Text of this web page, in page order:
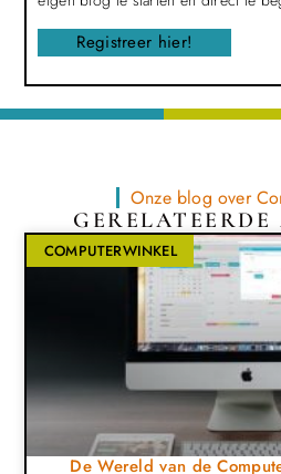
Registreer hier!
Onze blog over
COMPUTERWINKEL
De Wereld van de